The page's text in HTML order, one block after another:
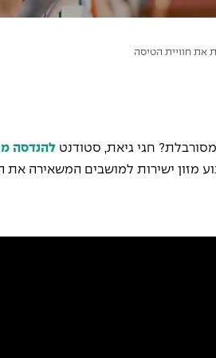
את חוויית הטיסה
חגי גיאת, סטודנט להנדסה
מזון ישירות למושבים המשאירה את